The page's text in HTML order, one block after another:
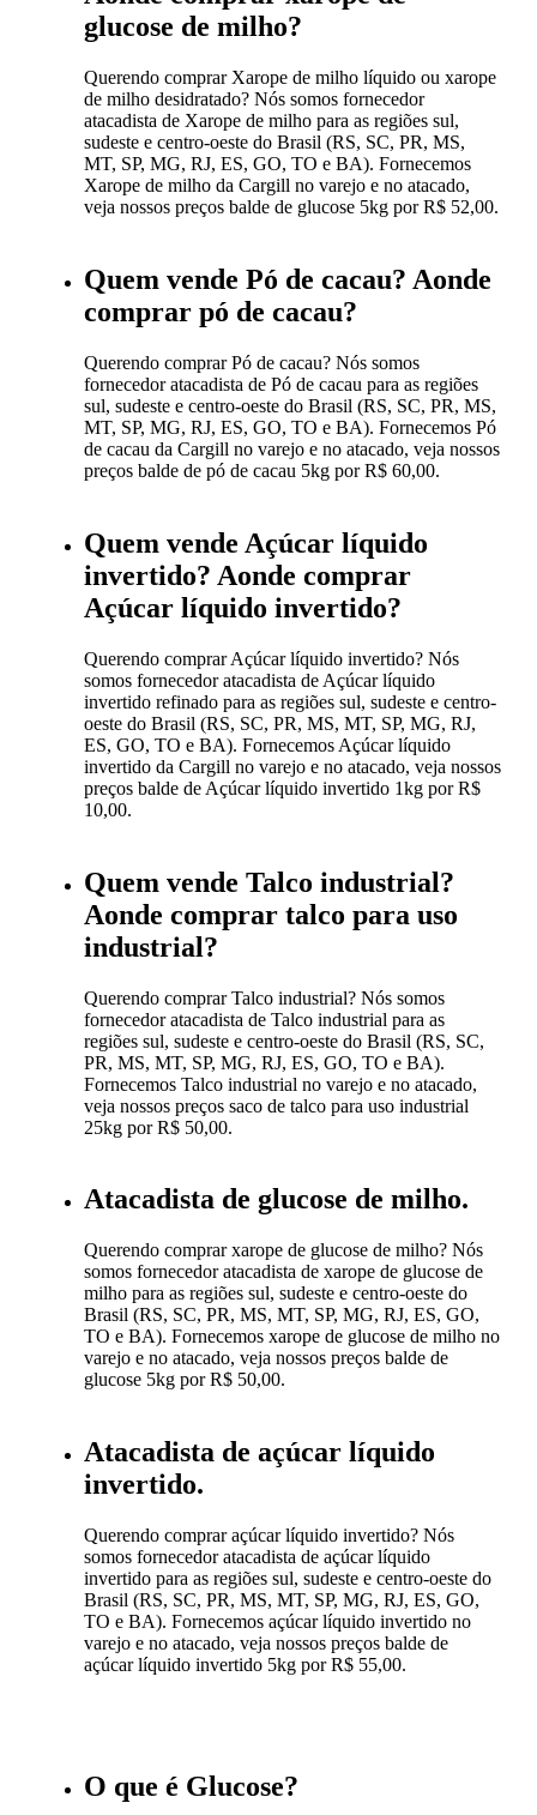
glucose de milho?
Querendo comprar Xarope de milho líquido ou xarope
de milho desidratado? Nós somos fornecedor
atacadista de Xarope de milho para as regiões sul,
sudeste e centro-oeste do Brasil (RS, SC, PR, MS,
MT, SP, MG, RJ, ES, GO, TO e BA). Fornecemos
Xarope de milho da Cargill no varejo e no atacado,
veja nossos preços balde de glucose 5kg por R$ 52,00.
Quem vende Pó de cacau? Aonde
comprar pó de cacau?
Querendo comprar Pó de cacau? Nós somos
fornecedor atacadista de Pó de cacau para as regiões
sul, sudeste e centro-oeste do Brasil (RS, SC, PR, MS,
MT, SP, MG, RJ, ES, GO, TO e BA). Fornecemos Pó
de cacau da Cargill no varejo e no atacado, veja nossos
preços balde de pó de cacau 5kg por R$ 60,00.
Quem vende Açúcar líquido
invertido? Aonde comprar
Açúcar líquido invertido?
Querendo comprar Açúcar líquido invertido? Nós
somos fornecedor atacadista de Açúcar líquido
invertido refinado para as regiões sul, sudeste e centro-
oeste do Brasil (RS, SC, PR, MS, MT, SP, MG, RJ,
ES, GO, TO e BA). Fornecemos Açúcar líquido
invertido da Cargill no varejo e no atacado, veja nossos
preços balde de Açúcar líquido invertido 1kg por R$
10,00.
Quem vende Talco industrial?
Aonde comprar talco para uso
industrial?
Querendo comprar Talco industrial? Nós somos
fornecedor atacadista de Talco industrial para as
regiões sul, sudeste e centro-oeste do Brasil (RS, SC,
PR, MS, MT, SP, MG, RJ, ES, GO, TO e BA).
Fornecemos Talco industrial no varejo e no atacado,
veja nossos preços saco de talco para uso industrial
25kg por R$ 50,00.
Atacadista de glucose de milho.
Querendo comprar xarope de glucose de milho? Nós
somos fornecedor atacadista de xarope de glucose de
milho para as regiões sul, sudeste e centro-oeste do
Brasil (RS, SC, PR, MS, MT, SP, MG, RJ, ES, GO,
TO e BA). Fornecemos xarope de glucose de milho no
varejo e no atacado, veja nossos preços balde de
glucose 5kg por R$ 50,00.
Atacadista de açúcar líquido
invertido.
Querendo comprar açúcar líquido invertido? Nós
somos fornecedor atacadista de açúcar líquido
invertido para as regiões sul, sudeste e centro-oeste do
Brasil (RS, SC, PR, MS, MT, SP, MG, RJ, ES, GO,
TO e BA). Fornecemos açúcar líquido invertido no
varejo e no atacado, veja nossos preços balde de
açúcar líquido invertido 5kg por R$ 55,00.
O que é Glucose?